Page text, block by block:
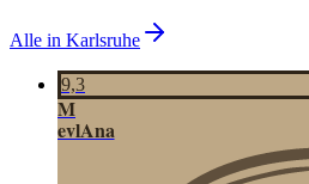
Alle in Karlsruhe
9,3
M
evlAna